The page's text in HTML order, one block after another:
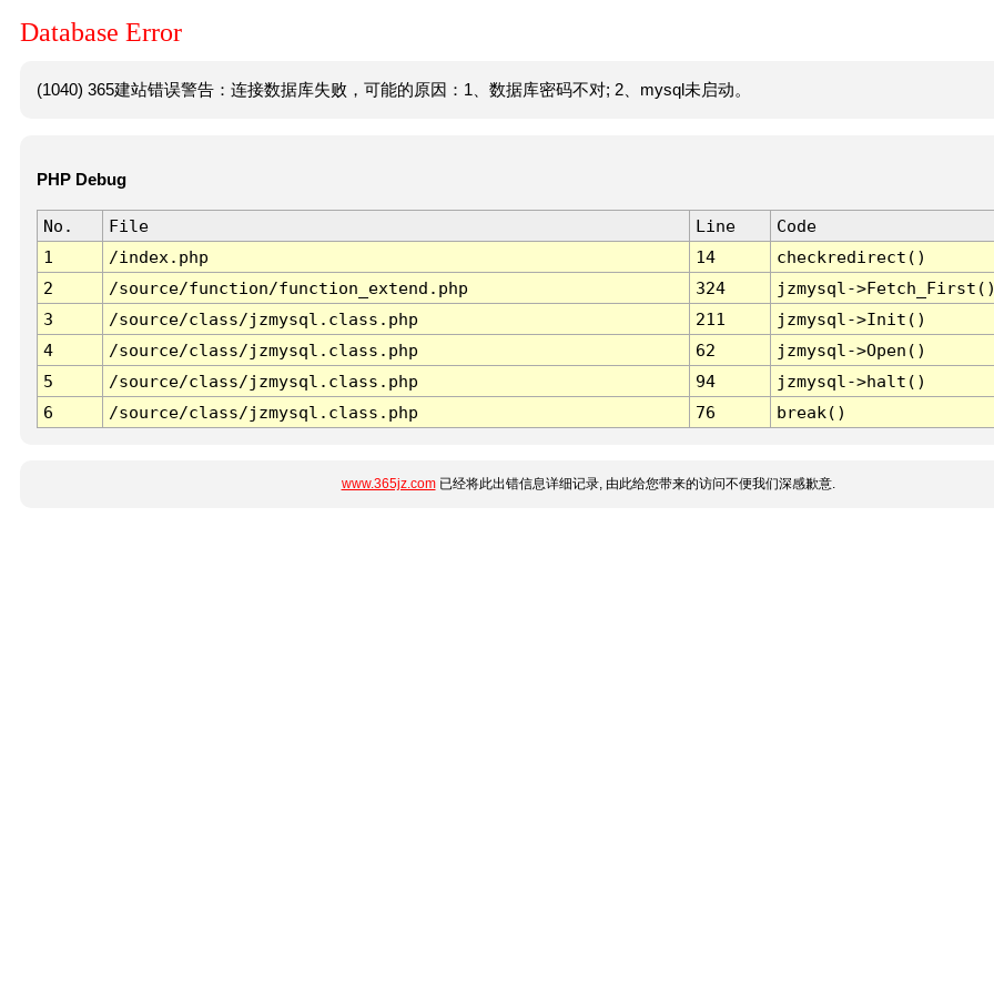
Database Error
(1040) 365建站错误警告：连接数据库失败，可能的原因：1、数据库密码不对; 2、mysql未启动。
PHP Debug
No. File Line
Code
1
/index.php 14
checkredirect()
2
/source/function/function_extend.php 324
jzmysql-
3
/source/class/jzmysql.class.php 211
jzmysql->Init()
4
/source/class/jzmysql.class.php 62
jzmysql->Open()
5
/source/class/jzmysql.class.php 94
jzmysql->halt()
6
/source/class/jzmysql.class.php 76 break()
www.365jz.com已经将此出错信息详细记录, 由此给您带来的访问不便我们深感歉意.